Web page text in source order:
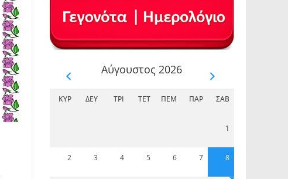
Αύγουστος 2026
ΚΥΡ ΔΕΥ ΤΡΊ ΤΕΤ ΠΈΜ ΠΑΡ ΣΆΒ
1
2 3 4 5 6 7 8